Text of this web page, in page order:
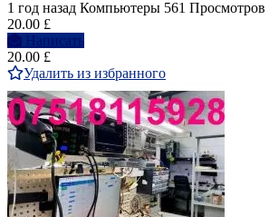
1 год назад Компьютеры 561 Просмотров
20.00 £
Написать
20.00 £
Удалить из избранного